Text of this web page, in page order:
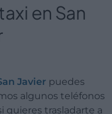
en San
Javier puedes
algunos teléfonos
quieres trasladarte a